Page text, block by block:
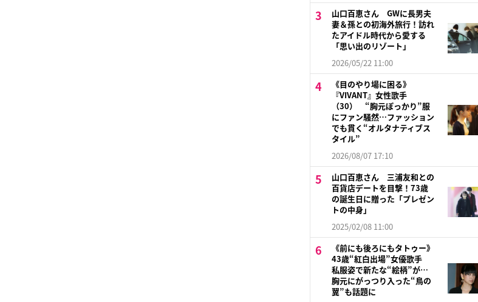
山口百恵さん GWに長男夫
妻＆孫との初海外旅行！訪れ
たアイドル時代から愛する
「思い出のリゾート」
2026/05/22 11:00
《目のやり場に困る》
『VIVANT』女性歌手
（30） “胸元ぽっかり”服
にファン騒然…ファッション
でも貫く“オルタナティブス
タイル”
2026/08/07 17:10
山口百恵さん 三浦友和との
百貨店デートを目撃！73歳
の誕生日に贈った「プレゼン
トの中身」
2025/02/08 11:00
《前にも後ろにもタトゥー》
43歳“紅白出場”女優歌手
私服姿で新たな“絵柄”が…
胸元にがっつり入った“鳥の
翼”も話題に